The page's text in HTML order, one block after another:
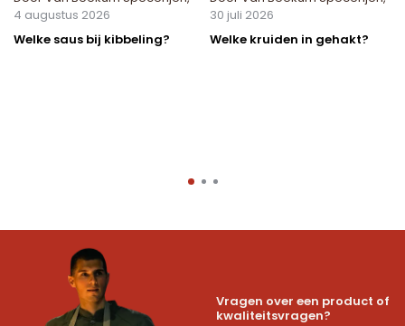
4 augustus 2026
Welke saus bij kibbeling?
30 juli 2026
Welke kruiden in gehakt?
Vragen over een product of
kwaliteitsvragen?